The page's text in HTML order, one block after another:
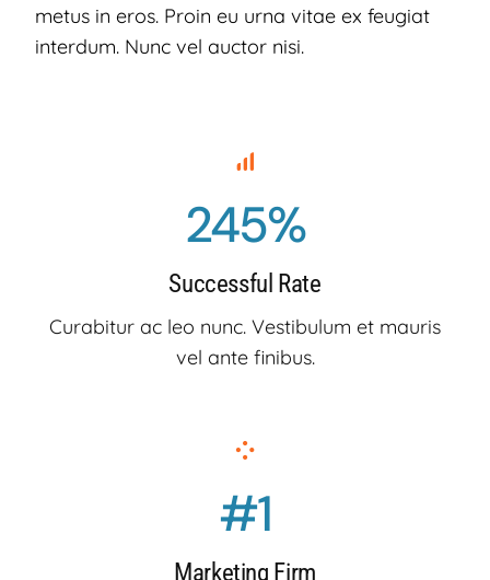
metus in eros. Proin eu urna vitae ex feugiat
interdum. Nunc vel auctor nisi.
245%
Successful Rate
Curabitur ac leo nunc. Vestibulum et mauris
vel ante finibus.
#1
Marketing Firm